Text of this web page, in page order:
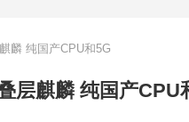
麟 纯国产CPU和5G
层麒麟 纯国产CPU